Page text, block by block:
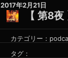
2017年2月21日
【 第8
カテゴリー：
タグ：